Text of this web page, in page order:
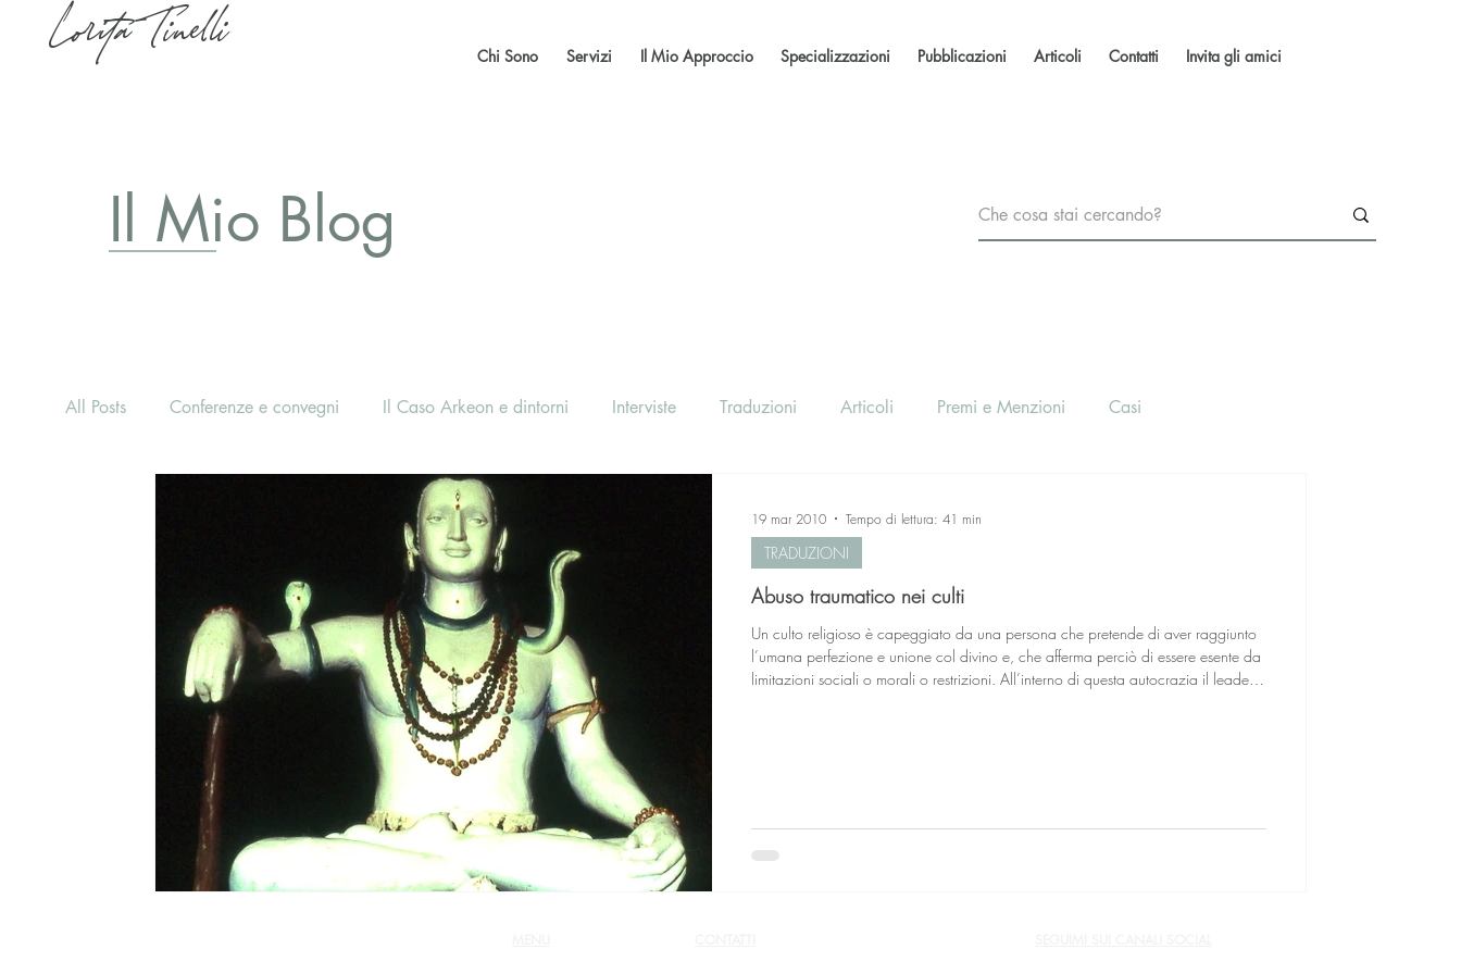
Lorita Tinelli Chi Sono Servizi Il Mio Approccio Specializzazioni Pubblicazioni Articoli Contatti Invita gli amici
Il Mio Blog
All Posts Conferenze e convegni Il Caso Arkeon e dintorni Interviste Traduzioni Articoli Premi e Menzioni Casi
Abuso traumatico nei culti
Un culto religioso è capeggiato da una persona che pretende di aver raggiunto
l’umana perfezione e unione col divino e, che afferma perciò di essere esente da
limitazioni sociali o morali o restrizioni. All’interno di questa autocrazia il leader
TRADUZIONI
19 mar 2010 Tempo di lettura: 41 min